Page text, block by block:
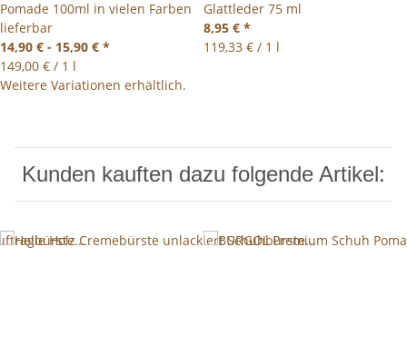
Pomade 100ml in vielen Farben
lieferbar
14,90 € - 15,90 € *
149,00 € / 1 l
Weitere Variationen erhältlich.
Glattleder 75 ml
8,95 € *
119,33 € / 1 l
Kunden kauften dazu folgende Artikel: